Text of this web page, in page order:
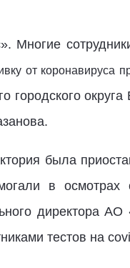
Многие
от коронавируса
городского округа
была
в осмотрах
директора
тестов на